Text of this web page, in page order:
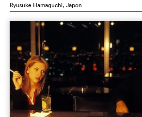
Ryusuke Hamaguchi, Japon